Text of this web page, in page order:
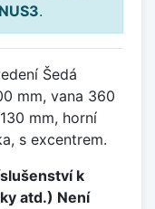
.
Šedá
mm, vana 360
mm, horní
s excentrem.
k
atd.) Není